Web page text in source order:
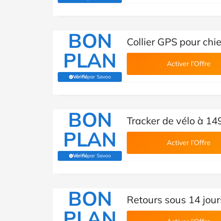
BON
PLAN
Vérifiépar Savoo
(Vérifié par Savoo)
Collier GPS pour
Activer l’Offre
BON
PLAN
Vérifiépar Savoo
(Vérifié par Savoo)
Tracker de vélo à
Activer l’Offre
BON
Retours sous 14